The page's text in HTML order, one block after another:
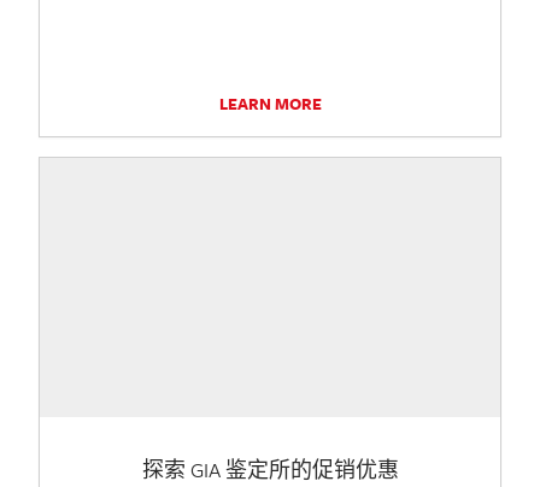
LEARN MORE
探索 GIA 鉴定所的促销优惠